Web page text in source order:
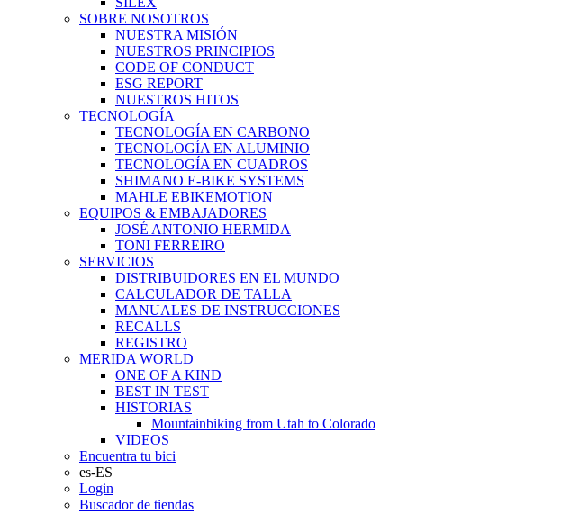
SOBRE NOSOTROS
NUESTRA MISIÓN
NUESTROS PRINCIPIOS
CODE OF CONDUCT
ESG REPORT
NUESTROS HITOS
TECNOLOGÍA
TECNOLOGÍA EN CARBONO
TECNOLOGÍA EN ALUMINIO
TECNOLOGÍA EN CUADROS
SHIMANO E-BIKE SYSTEMS
MAHLE EBIKEMOTION
EQUIPOS & EMBAJADORES
JOSÉ ANTONIO HERMIDA
TONI FERREIRO
SERVICIOS
DISTRIBUIDORES EN EL MUNDO
CALCULADOR DE TALLA
MANUALES DE INSTRUCCIONES
RECALLS
REGISTRO
MERIDA WORLD
ONE OF A KIND
BEST IN TEST
HISTORIAS
Mountainbiking from Utah to Colorado
VIDEOS
Encuentra tu bici
es-ES
Login
Buscador de tiendas